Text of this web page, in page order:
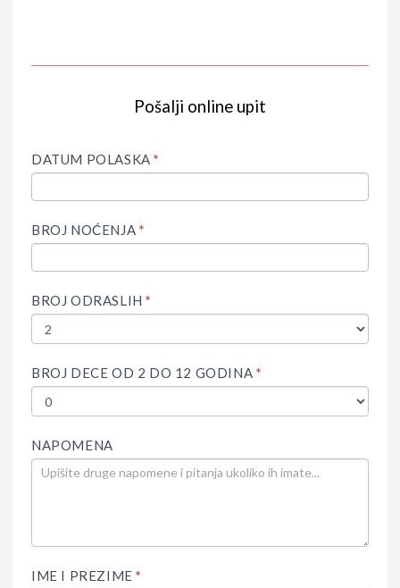
Pošalji online upit
DATUM POLASKA*
BROJ NOĆENJA *
BROJ ODRASLIH*
BROJ DECE OD 2 DO 12 GODINA *
NAPOMENA
IME I PREZIME*
HUMAN,
THIS
BLANK.